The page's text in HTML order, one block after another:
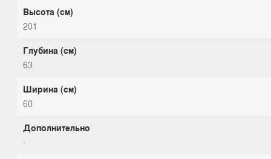
Высота (см)
201
Глубина (см)
63
Ширина (см)
60
Дополнительно
-